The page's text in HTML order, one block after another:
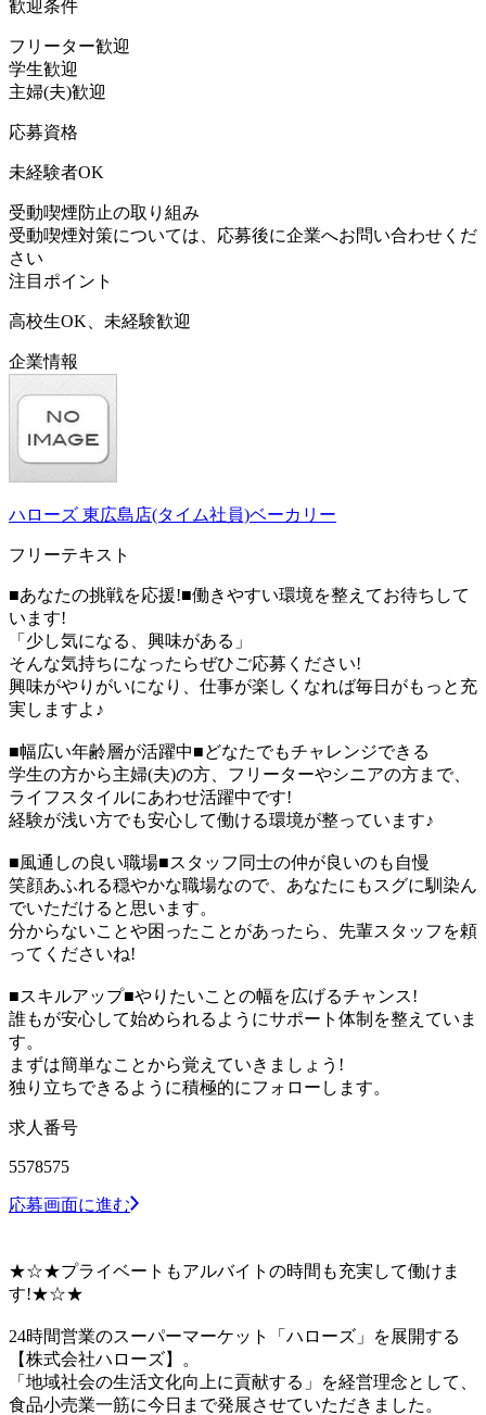
歓迎条件
フリーター歓迎
学生歓迎
主婦(夫)歓迎
応募資格
未経験者OK
受動喫煙防止の取り組み
受動喫煙対策については、応募後に企業へお問い合わせくだ
さい
注目ポイント
高校生OK、未経験歓迎
企業情報
ハローズ 東広島店(タイム社員)ベーカリー
フリーテキスト
■あなたの挑戦を応援!■働きやすい環境を整えてお待ちして
います!
「少し気になる、興味がある」
そんな気持ちになったらぜひご応募ください!
興味がやりがいになり、仕事が楽しくなれば毎日がもっと充
実しますよ♪
■幅広い年齢層が活躍中■どなたでもチャレンジできる
学生の方から主婦(夫)の方、フリーターやシニアの方まで、
ライフスタイルにあわせ活躍中です!
経験が浅い方でも安心して働ける環境が整っています♪
■風通しの良い職場■スタッフ同士の仲が良いのも自慢
笑顔あふれる穏やかな職場なので、あなたにもスグに馴染ん
でいただけると思います。
分からないことや困ったことがあったら、先輩スタッフを頼
ってくださいね!
■スキルアップ■やりたいことの幅を広げるチャンス!
誰もが安心して始められるようにサポート体制を整えていま
す。
まずは簡単なことから覚えていきましょう!
独り立ちできるように積極的にフォローします。
求人番号
5578575
応募画面に進む
★☆★プライベートもアルバイトの時間も充実して働けま
す!★☆★
24時間営業のスーパーマーケット「ハローズ」を展開する
【株式会社ハローズ】。
「地域社会の生活文化向上に貢献する」を経営理念として、
食品小売業一筋に今日まで発展させていただきました。